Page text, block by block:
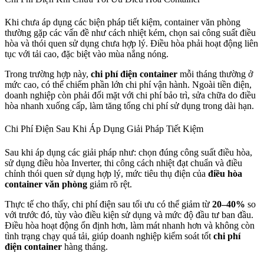
Khi chưa áp dụng các biện pháp tiết kiệm, container văn phòng
thường gặp các vấn đề như cách nhiệt kém, chọn sai công suất điều
hòa và thói quen sử dụng chưa hợp lý. Điều hòa phải hoạt động liên
tục với tải cao, đặc biệt vào mùa nắng nóng.
Trong trường hợp này, chi phí điện container mỗi tháng thường ở
mức cao, có thể chiếm phần lớn chi phí vận hành. Ngoài tiền điện,
doanh nghiệp còn phải đối mặt với chi phí bảo trì, sửa chữa do điều
hòa nhanh xuống cấp, làm tăng tổng chi phí sử dụng trong dài hạn.
Chi Phí Điện Sau Khi Áp Dụng Giải Pháp Tiết Kiệm
Sau khi áp dụng các giải pháp như: chọn đúng công suất điều hòa,
sử dụng điều hòa Inverter, thi công cách nhiệt đạt chuẩn và điều
chỉnh thói quen sử dụng hợp lý, mức tiêu thụ điện của điều hòa
container văn phòng giảm rõ rệt.
Thực tế cho thấy, chi phí điện sau tối ưu có thể giảm từ 20–40% so
với trước đó, tùy vào điều kiện sử dụng và mức độ đầu tư ban đầu.
Điều hòa hoạt động ổn định hơn, làm mát nhanh hơn và không còn
tình trạng chạy quá tải, giúp doanh nghiệp kiểm soát tốt chi phí
điện container hàng tháng.